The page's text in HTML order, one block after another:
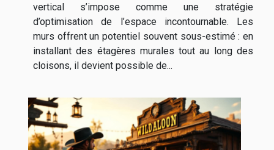
vertical s’impose comme une stratégie
d’optimisation de l’espace incontournable. Les
murs offrent un potentiel souvent sous-estimé : en
installant des étagères murales tout au long des
cloisons, il devient possible de...